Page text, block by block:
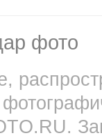
фото